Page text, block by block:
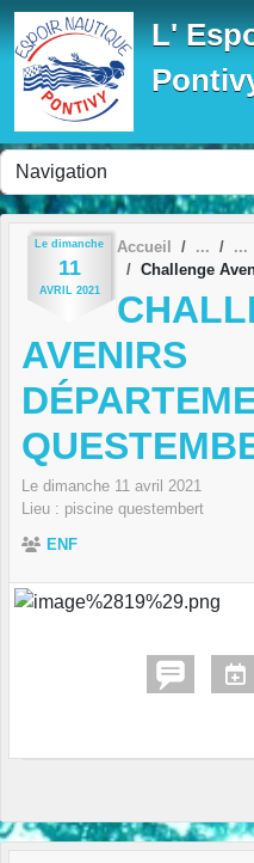
L'
Le dimanche
11
AVRIL 2021
Accueil
Challenge
AVENIRS
Le dimanche 11 avril 2021
Lieu : piscine questembert
ENF
Panneau de gestion des